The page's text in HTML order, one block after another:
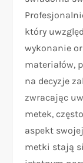
który
wykonanie
materiałów,
na decyzje
zwracając
metek,
aspekt
metki stają